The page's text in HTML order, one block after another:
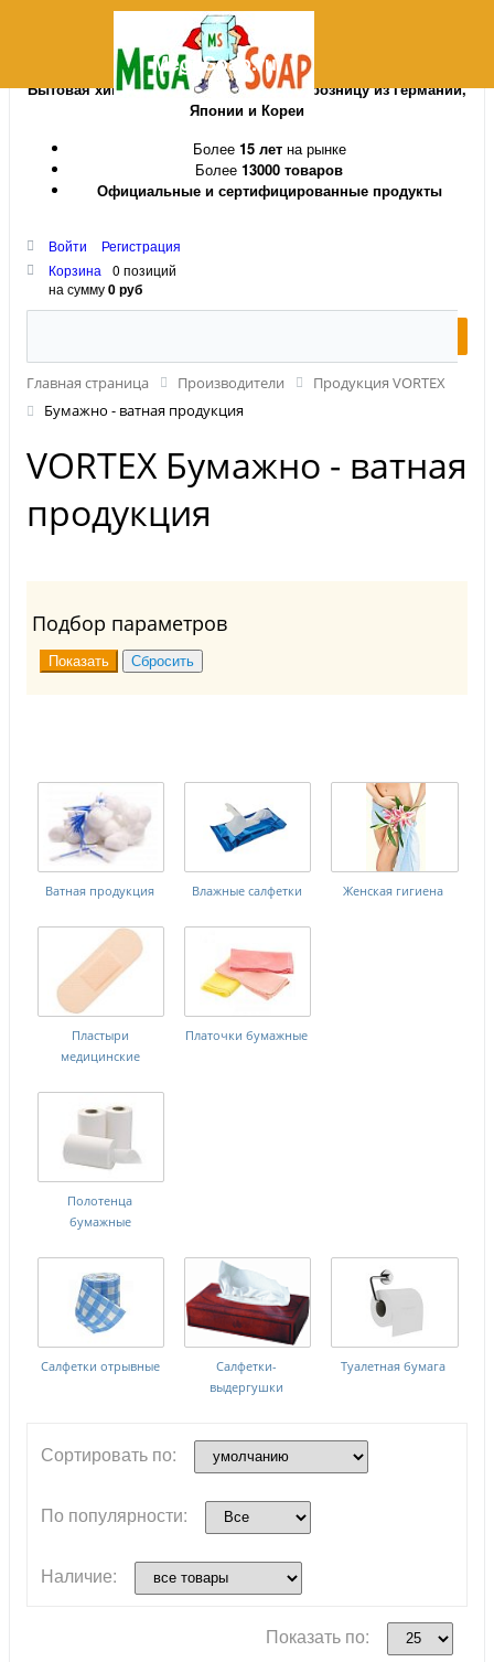
MegaSoap.ru
Бытовая химия и косметика оптом и в розницу из Германии,
Японии и Кореи
Более 15 летна рынке
Более 13000 товаров
Официальные и сертифицированные продукты
Войти
Регистрация
Корзина
0 позиций
на сумму0 руб
Главная страница Производители
Продукция VORTEX
Бумажно - ватная продукция
VORTEX Бумажно - ватная
продукция
Подбор параметров
Ватная продукция Влажные салфетки Женская гигиена
Пластыри
медицинские
Платочки бумажные
Полотенца
бумажные
Салфетки отрывные
Салфетки-
выдергушки
Туалетная бумага
Сортировать по:
По популярности:
Наличие:
Показать по: